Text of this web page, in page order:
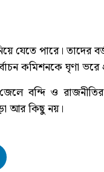
যেতে পারে। তাদের
কমিশনকে ঘৃণা ভরে
জেলে বন্দি ও
আর কিছু নয়।